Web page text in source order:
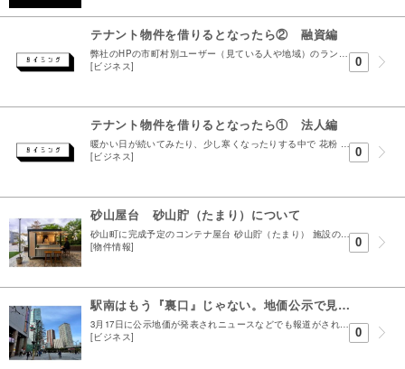
テナント物件を借りるとなったら② 融資編
弊社のHPの市町村別ユーザー（見ている人や地域）のランキングです １位浜松市は分かるとして、2位の 港区 は何なんでしょう？（7位の新宿区はオネエ層なのか） 港区女子の間で夜な夜な話題になって...
[ビジネス]
0
テナント物件を借りるとなったら① 法人編
暖かい日が続いてみたり、少し寒くなったりする中で 花粉 が……やってきました。 2025年4月10日のブログでもお伝えしたように私個人は花粉症を克服？（大幅軽減）し...
[ビジネス]
0
砂山屋台 砂山貯（たまり）について
砂山町に完成予定のコンテナ屋台 砂山貯（たまり） 施設の概要になります 募集条件としては 1号室72,000円 （成約済み） 2号室70,000円 （成約済み） 3号室68,000円 （成約済...
[物件情報]
0
駅南はもう『裏口』じゃない。地価公示で見えた、浜松の勢力図が変わる予兆
3月17日に公示地価が発表されニュースなどでも報道がされておりました ざっくり変動が大きかった商業地の変動率TOP１０の画像です 相変わらずの熱海の勢いは凄いなという一方で 我らが浜松市の商業...
[ビジネス]
0